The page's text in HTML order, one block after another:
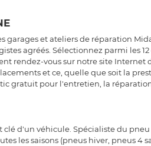
et ateliers de réparation
agréés. Sélectionnez parmi les
rendez-vous sur notre site Internet
et ce, quelle que soit la
gratuit pour l'entretien, la
d'un véhicule. Spécialiste du
les saisons (pneus hiver, pneus 4